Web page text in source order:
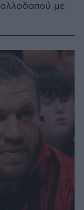
με